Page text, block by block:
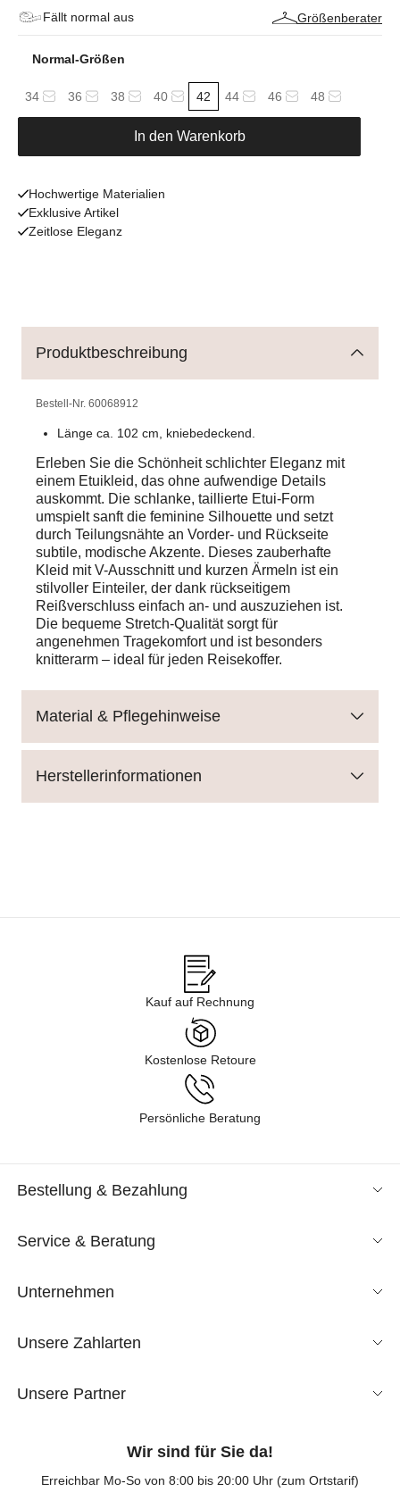
Fällt normal aus Größenberater
Normal-Größen
34 36 38 40 42 44 46 48
In den Warenkorb
Hochwertige Materialien
Exklusive Artikel
Zeitlose Eleganz
Produktbeschreibung
Bestell-Nr. 60068912
Länge ca. 102 cm, kniebedeckend.
Erleben Sie die Schönheit schlichter Eleganz mit
einem Etuikleid, das ohne aufwendige Details
auskommt. Die schlanke, taillierte Etui-Form
umspielt sanft die feminine Silhouette und setzt
durch Teilungsnähte an Vorder- und Rückseite
subtile, modische Akzente. Dieses zauberhafte
Kleid mit V-Ausschnitt und kurzen Ärmeln ist ein
stilvoller Einteiler, der dank rückseitigem
Reißverschluss einfach an- und auszuziehen ist.
Die bequeme Stretch-Qualität sorgt für
angenehmen Tragekomfort und ist besonders
knitterarm – ideal für jeden Reisekoffer.
Material & Pflegehinweise
Herstellerinformationen
Kauf auf Rechnung
Kostenlose Retoure
Persönliche Beratung
Bestellung & Bezahlung
Service & Beratung
Unternehmen
Unsere Zahlarten
Unsere Partner
Wir sind für Sie da!
Erreichbar Mo-So von 8:00 bis 20:00 Uhr (zum Ortstarif)